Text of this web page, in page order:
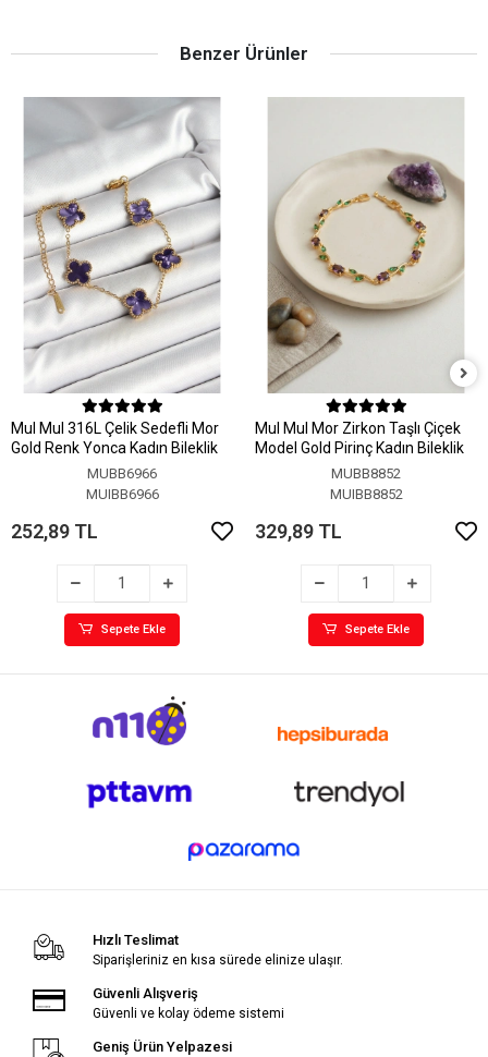
Benzer Ürünler
MuI MuI 316L Çelik Sedefli Mor
Gold Renk Yonca Kadın Bileklik
MUBB6966
MUIBB6966
252,89 TL
Sepete Ekle
MuI MuI Mor Zirkon Taşlı Çiçek
Model Gold Pirinç Kadın Bileklik
MUBB8852
MUIBB8852
329,89 TL
Sepete Ekle
Hızlı Teslimat
Siparişleriniz en kısa sürede elinize ulaşır.
Güvenli Alışveriş
Güvenli ve kolay ödeme sistemi
Geniş Ürün Yelpazesi